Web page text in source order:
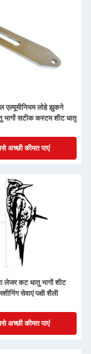
एल्यूमीनियम लोहे झुकने
सटीक कस्टम शीट धातु
अच्छी कीमत पाएं
कट धातु भागों शीट
सेवाएं पक्षी शैली
अच्छी कीमत पाएं